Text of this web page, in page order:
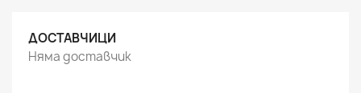
ДОСТАВЧИЦИ
Няма доставчик